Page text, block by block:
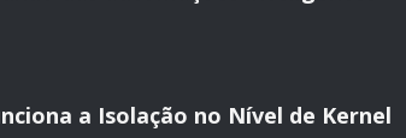
a Isolação no Nível de Kernel